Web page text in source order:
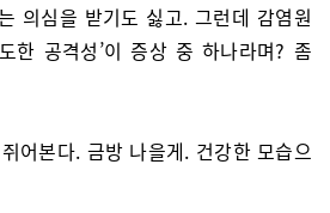
의심을 받기도 싫고. 그런데 감염원
한 공격성’이 증상 중 하나라며? 좀
어본다. 금방 나을게. 건강한 모습으